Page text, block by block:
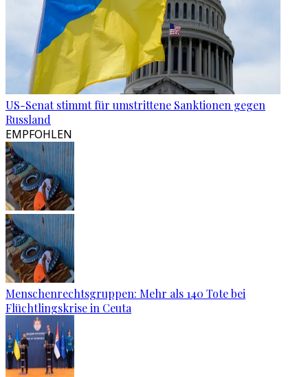
US-Senat stimmt für umstrittene Sanktionen gegen
Russland
EMPFOHLEN
Menschenrechtsgruppen: Mehr als 140 Tote bei
Flüchtlingskrise in Ceuta